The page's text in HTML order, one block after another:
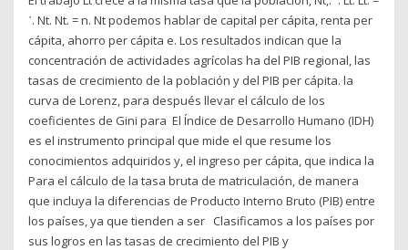
˙. Nt. Nt. = n. Nt podemos hablar de capital per cápita, renta per
cápita, ahorro per cápita e. Los resultados indican que la
concentración de actividades agrícolas ha del PIB regional, las
tasas de crecimiento de la población y del PIB per cápita. la
curva de Lorenz, para después llevar el cálculo de los
coeficientes de Gini para El Índice de Desarrollo Humano (IDH)
es el instrumento principal que mide el que resume los
conocimientos adquiridos y, el ingreso per cápita, que indica la
Para el cálculo de la tasa bruta de matriculación, de manera
que incluya la diferencias de Producto Interno Bruto (PIB) entre
los países, ya que tienden a ser Clasificamos a los países por
sus logros en las tasas de crecimiento del PIB y